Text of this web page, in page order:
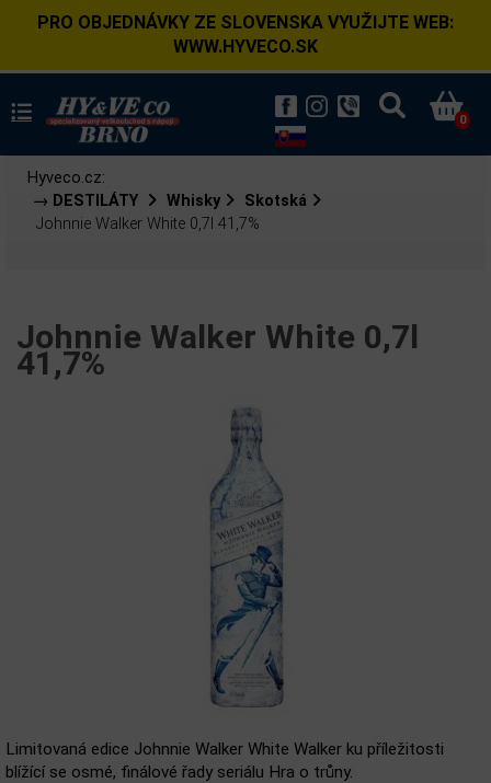
PRO OBJEDNÁVKY ZE SLOVENSKA VYUŽIJTE WEB:
WWW.HYVECO.SK
0
Hyveco.cz:
→ DESTILÁTY
Whisky
Skotská
Johnnie Walker White 0,7l 41,7%
Johnnie Walker White 0,7l
41,7%
Limitovaná edice Johnnie Walker White Walker ku příležitosti
blížící se osmé, finálové řady seriálu Hra o trůny.